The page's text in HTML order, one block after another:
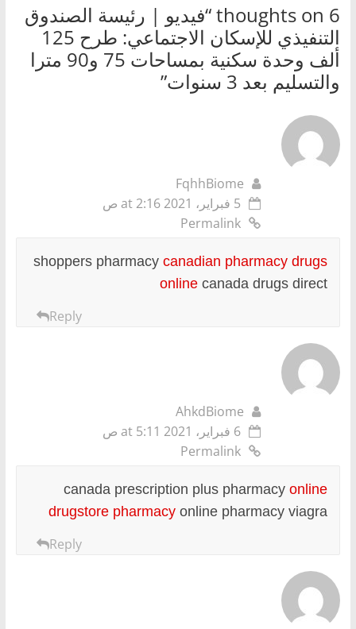
6 thoughts on “
فيديو | رئيسة الصندوق
التنفيذي للإسكان الاجتماعي: طرح 125
ألف وحدة سكنية بمساحات 75 و90 مترا
والتسليم بعد 3 سنوات
”
FqhhBiome
5 فبراير، 2021 at 2:16 ص
Permalink
shoppers pharmacycanadian pharmacy drugs
online canada drugs direct
Reply
AhkdBiome
6 فبراير، 2021 at 5:11 ص
Permalink
canada prescription plus pharmacyonline
drugstore pharmacy online pharmacy viagra
Reply